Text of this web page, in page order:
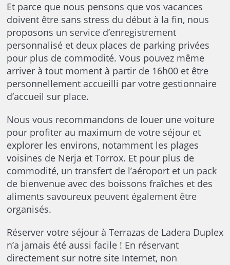
Et parce que nous pensons que vos vacances
doivent être sans stress du début à la fin, nous
proposons un service d’enregistrement
personnalisé et deux places de parking privées
pour plus de commodité. Vous pouvez même
arriver à tout moment à partir de 16h00 et être
personnellement accueilli par votre gestionnaire
d’accueil sur place.
Nous vous recommandons de louer une voiture
pour profiter au maximum de votre séjour et
explorer les environs, notamment les plages
voisines de Nerja et Torrox. Et pour plus de
commodité, un transfert de l’aéroport et un pack
de bienvenue avec des boissons fraîches et des
aliments savoureux peuvent également être
organisés.
Réserver votre séjour à Terrazas de Ladera Duplex
n’a jamais été aussi facile ! En réservant
directement sur notre site Internet, non